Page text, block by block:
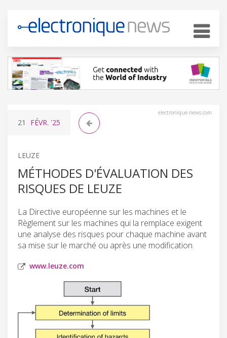
electronique-news.com
21 FÉVR. '25
LEUZE
MÉTHODES D'ÉVALUATION DES
RISQUES DE LEUZE
La Directive européenne sur les machines et le
Règlement sur les machines qui la remplace exigent
une analyse des risques pour chaque machine avant
sa mise sur le marché ou après une modification.
www.leuze.com